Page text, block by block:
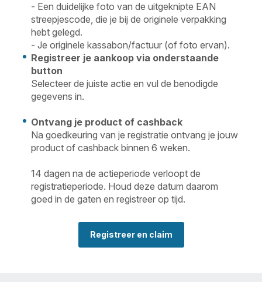
- Een duidelijke foto van de uitgeknipte EAN
streepjescode, die je bij de originele verpakking
hebt gelegd.
- Je originele kassabon/factuur (of foto ervan).
Registreer je aankoop via onderstaande
button
Selecteer de juiste actie en vul de benodigde
gegevens in.
Ontvang je product of cashback
Na goedkeuring van je registratie ontvang je jouw
product of cashback binnen 6 weken.
14 dagen na de actieperiode verloopt de
registratieperiode. Houd deze datum daarom
goed in de gaten en registreer op tijd.
Registreer en claim